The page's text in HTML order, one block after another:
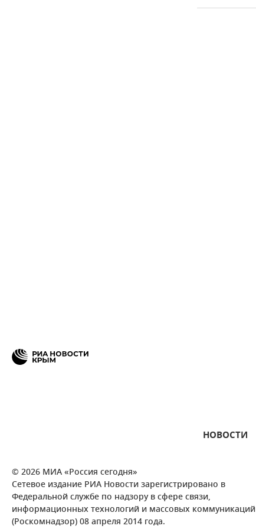
НОВОСТИ
© 2026 МИА «Россия сегодня»
Сетевое издание РИА Новости зарегистрировано в
Федеральной службе по надзору в сфере связи,
информационных технологий и массовых коммуникаций
(Роскомнадзор) 08 апреля 2014 года.